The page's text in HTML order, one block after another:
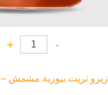
-
+
زيرو تريت بيورية مشمش – 180 جرام